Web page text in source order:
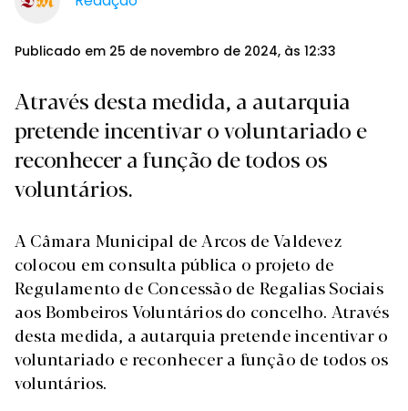
Publicado em 25 de novembro de 2024, às 12:33
Através desta medida, a autarquia
pretende incentivar o voluntariado e
reconhecer a função de todos os
voluntários.
A Câmara Municipal de Arcos de Valdevez
colocou em consulta pública o projeto de
Regulamento de Concessão de Regalias Sociais
aos Bombeiros Voluntários do concelho. Através
desta medida, a autarquia pretende incentivar o
voluntariado e reconhecer a função de todos os
voluntários.